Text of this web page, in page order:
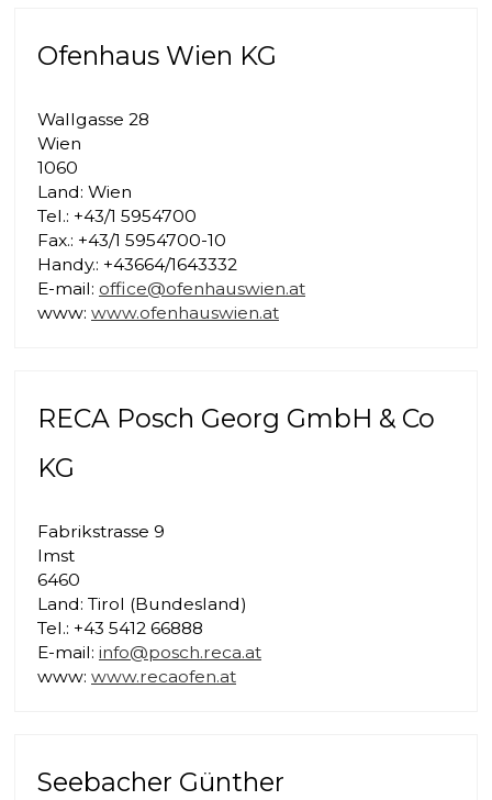
Ofenhaus Wien KG
Wallgasse 28
Wien
1060
Land: Wien
Tel.: +43/1 5954700
Fax.: +43/1 5954700-10
Handy.: +43664/1643332
E-mail: office@ofenhauswien.at
www: www.ofenhauswien.at
RECA Posch Georg GmbH & Co
KG
Fabrikstrasse 9
Imst
6460
Land: Tirol (Bundesland)
Tel.: +43 5412 66888
E-mail: info@posch.reca.at
www: www.recaofen.at
Seebacher Günther